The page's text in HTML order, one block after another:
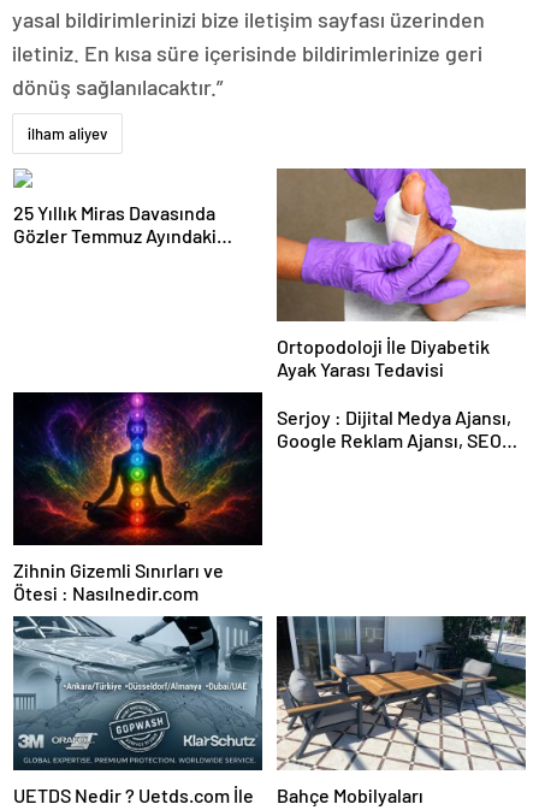
yasal bildirimlerinizi bize iletişim sayfası üzerinden
iletiniz. En kısa süre içerisinde bildirimlerinize geri
dönüş sağlanılacaktır.”
ilham aliyev
25 Yıllık Miras Davasında
Gözler Temmuz Ayındaki
Ortopodoloji İle Diyabetik
Ayak Yarası Tedavisi
Zihnin Gizemli Sınırları ve
Ötesi : Nasılnedir.com
Serjoy : Dijital Medya Ajansı,
Google Reklam Ajansı, SEO
UETDS Nedir ? Uetds.com İle
Bahçe Mobilyaları